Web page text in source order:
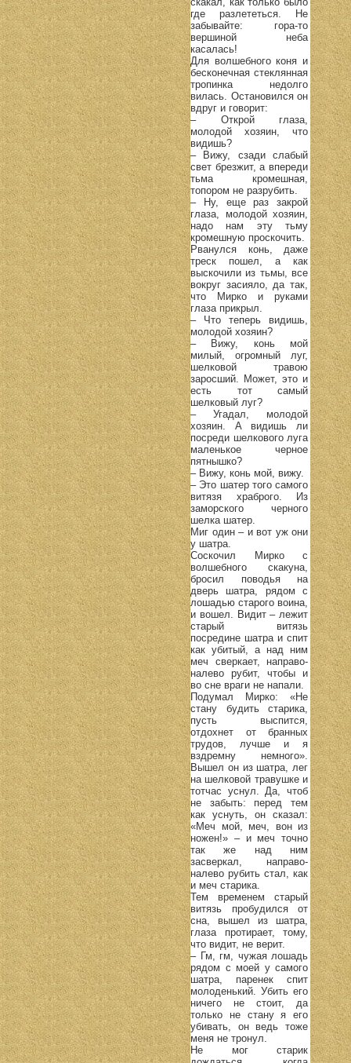
где разлететься. Не
забывайте: гора-то
вершиной неба
касалась!
Для волшебного коня и
бесконечная стеклянная
тропинка недолго
вилась. Остановился он
вдруг и говорит:
– Открой глаза,
молодой хозяин, что
видишь?
– Вижу, сзади слабый
свет брезжит, а впереди
тьма кромешная,
топором не разрубить.
– Ну, еще раз закрой
глаза, молодой хозяин,
надо нам эту тьму
кромешную проскочить.
Рванулся конь, даже
треск пошел, а как
выскочили из тьмы, все
вокруг засияло, да так,
что Мирко и руками
глаза прикрыл.
– Что теперь видишь,
молодой хозяин?
– Вижу, конь мой
милый, огромный луг,
шелковой травою
заросший. Может, это и
есть тот самый
шелковый луг?
– Угадал, молодой
хозяин. А видишь ли
посреди шелкового луга
маленькое черное
пятнышко?
– Вижу, конь мой, вижу.
– Это шатер того самого
витязя храброго. Из
заморского черного
шелка шатер.
Миг один – и вот уж они
у шатра.
Соскочил Мирко с
волшебного скакуна,
бросил поводья на
дверь шатра, рядом с
лошадью старого воина,
и вошел. Видит – лежит
старый витязь
посредине шатра и спит
как убитый, а над ним
меч сверкает, направо-
налево рубит, чтобы и
во сне враги не напали.
Подумал Мирко: «Не
стану будить старика,
пусть выспится,
отдохнет от бранных
трудов, лучше и я
вздремну немного».
Вышел он из шатра, лег
на шелковой травушке и
тотчас уснул. Да, чтоб
не забыть: перед тем
как уснуть, он сказал:
«Меч мой, меч, вон из
ножен!» – и меч точно
так же над ним
засверкал, направо-
налево рубить стал, как
и меч старика.
Тем временем старый
витязь пробудился от
сна, вышел из шатра,
глаза протирает, тому,
что видит, не верит.
– Гм, гм, чужая лошадь
рядом с моей у самого
шатра, паренек спит
молоденький. Убить его
ничего не стоит, да
только не стану я его
убивать, он ведь тоже
меня не тронул.
Не мог старик